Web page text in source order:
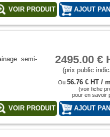
VOIR PRODUIT
semi-
2495.00 €
(prix public
Ou56.76 € HT /
(voir fiche
pour en savoir
VOIR PRODUIT